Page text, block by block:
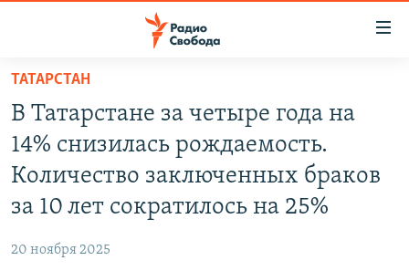
упрощенного
доступа
Вернуться
основному
содержанию
ПОДКАСТЫ
АВТОРСКИЕ ПРОЕКТЫ
ЦИТАТЫ СВОБОДЫ
КУЛЬТУРА
ТАТАРСТАН
В Татарстане за четыре года на
14% снизилась рождаемость.
Количество заключенных браков
за 10 лет сократилось на 25%
20 ноября 2025